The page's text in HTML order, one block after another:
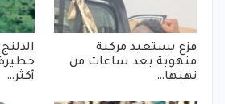
فزع يستعيد مركبة
منهوبة بعد ساعات من
نهبها…
أكثر…